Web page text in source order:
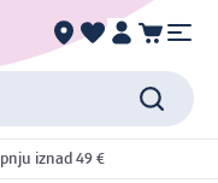
iznad 49 €